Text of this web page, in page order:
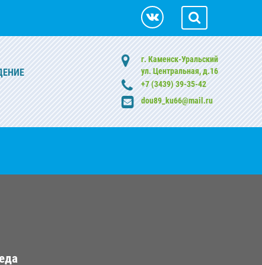
г. Каменск-Уральский
ул. Центральная, д.16
+7 (3439) 39-35-42
dou89_ku66@mail.ru